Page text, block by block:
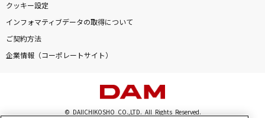
クッキー設定
インフォマティブデータの取得について
ご契約方法
企業情報（コーポレートサイト）
© DAIICHIKOSHO CO.,LTD. All Rights Reserved.